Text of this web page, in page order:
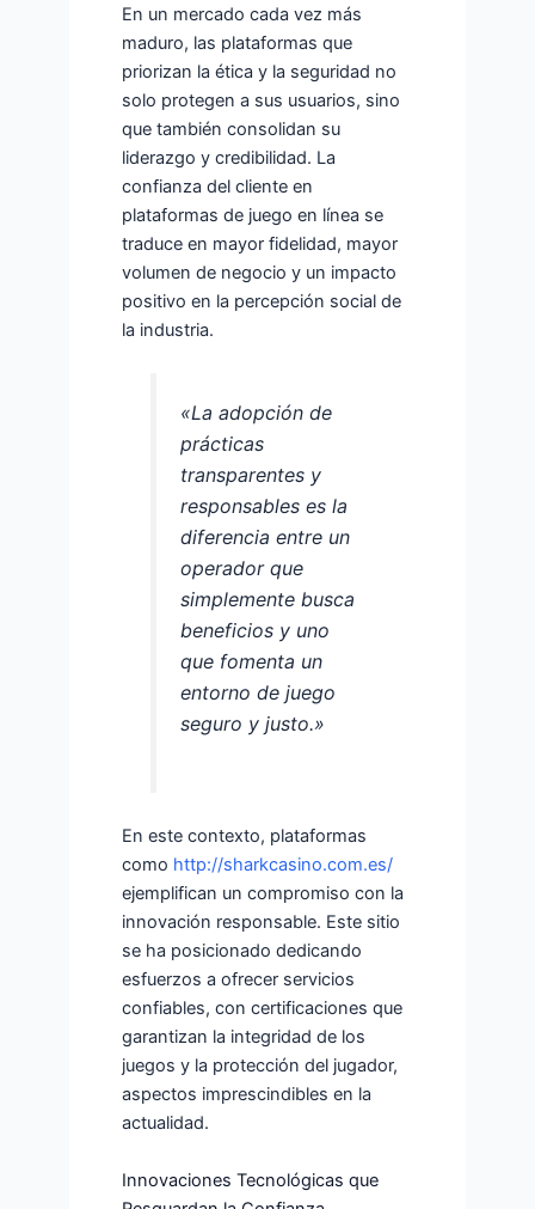
En un mercado cada vez más
maduro, las plataformas que
priorizan la ética y la seguridad no
solo protegen a sus usuarios, sino
que también consolidan su
liderazgo y credibilidad. La
confianza del cliente en
plataformas de juego en línea se
traduce en mayor fidelidad, mayor
volumen de negocio y un impacto
positivo en la percepción social de
la industria.
«La adopción de
prácticas
transparentes y
responsables es la
diferencia entre un
operador que
simplemente busca
beneficios y uno
que fomenta un
entorno de juego
seguro y justo.»
En este contexto, plataformas
como http://sharkcasino.com.es/
ejemplifican un compromiso con la
innovación responsable. Este sitio
se ha posicionado dedicando
esfuerzos a ofrecer servicios
confiables, con certificaciones que
garantizan la integridad de los
juegos y la protección del jugador,
aspectos imprescindibles en la
actualidad.
Innovaciones Tecnológicas que